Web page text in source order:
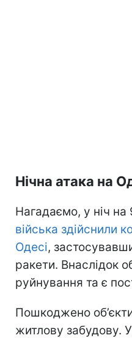
Нічна атака на
Нагадаємо, у ніч на
війська здійснили
Одесі,
ракети. Внаслідок
руйнування та є
Пошкоджено
житлову забудову.